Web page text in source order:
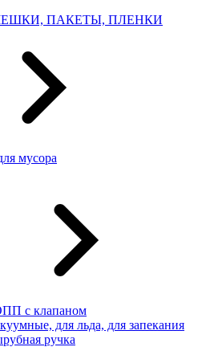
ПАКЕТЫ, ПЛЕНКИ
мусора
с клапаном
для льда, для запекания
ручка